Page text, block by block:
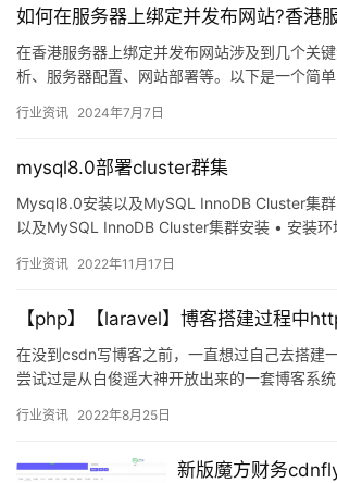
如何在服务器上绑定并发布网站?香港
在香港服务器上绑定并发布网站涉及到几个关
析、服务器配置、网站部署等。以下是一个简
买…
行业资讯 2024年7月7日
mysql8.0部署cluster群集
Mysql8.0安装以及MySQL InnoDB Cluster集
以及MySQL InnoDB Cluster集群安装 • 安装
行业资讯 2022年11月17日
【php】【laravel】博客搭建过程中
在没到csdn写博客之前，一直想过自己去搭建
尝试过是从白俊遥大神开放出来的一套博客系
行业资讯 2022年8月25日
新版魔方财务